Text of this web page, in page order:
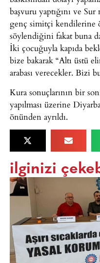
başvuru yaptığını ve
genç simitçi kendilerine
söylendiğini fakat buna
İki çocuğuyla kapıda
bize bakarak “Altı üstü
arabası verecekler. Bizi
Kura sonuçlarının bir
yapılması üzerine
önünden ayrıldı.
ilginizi